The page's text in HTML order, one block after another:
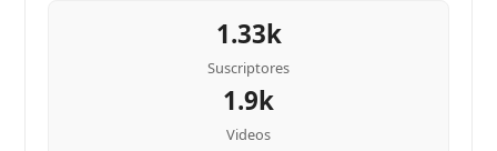
1.33k
Suscriptores
1.9k
Videos